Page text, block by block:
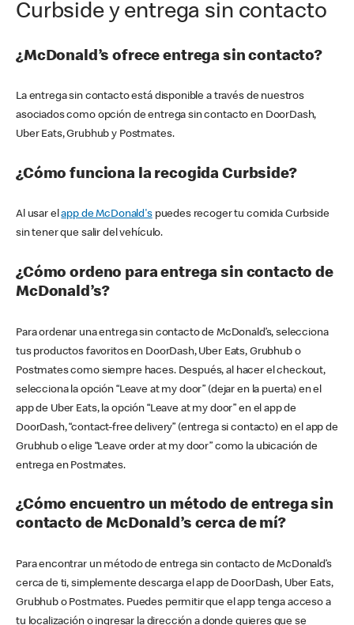
Curbside y entrega sin contacto
¿McDonald’s ofrece entrega sin contacto?
La entrega sin contacto está disponible a través de nuestros
asociados como opción de entrega sin contacto en DoorDash,
Uber Eats, Grubhub y Postmates.
¿Cómo funciona la recogida Curbside?
Al usar elapp de McDonald'spuedes recoger tu comida Curbside
sin tener que salir del vehículo.
¿Cómo ordeno para entrega sin contacto de
McDonald’s?
Para ordenar una entrega sin contacto de McDonald’s, selecciona
tus productos favoritos en DoorDash, Uber Eats, Grubhub o
Postmates como siempre haces. Después, al hacer el checkout,
selecciona la opción “Leave at my door” (dejar en la puerta) en el
app de Uber Eats, la opción “Leave at my door” en el app de
DoorDash, “contact-free delivery” (entrega si contacto) en el app de
Grubhub o elige “Leave order at my door” como la ubicación de
entrega en Postmates.
¿Cómo encuentro un método de entrega sin
contacto de McDonald’s cerca de mí?
Para encontrar un método de entrega sin contacto de McDonald’s
cerca de ti, simplemente descarga el app de DoorDash, Uber Eats,
Grubhub o Postmates. Puedes permitir que el app tenga acceso a
tu localización o ingresar la dirección a donde quieres que se